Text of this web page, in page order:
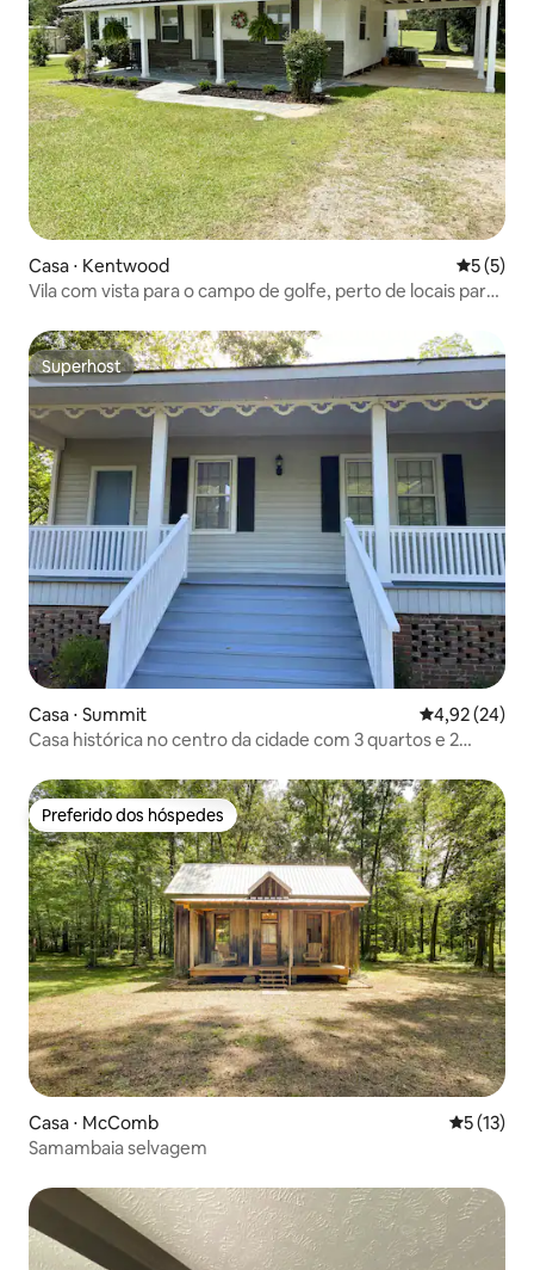
Casa ⋅ Kentwood 5 de
5 (5)
Vila com vista para o campo de golfe, perto de locais para
Superhost
Superhost
Casa ⋅ Summit 4,92 de uma
4,92 (24)
Casa histórica no centro da cidade com 3 quartos e 2
Preferido dos hóspedes
Preferido dos hóspedes
Casa ⋅ McComb 5 de uma
5 (13)
Samambaia selvagem